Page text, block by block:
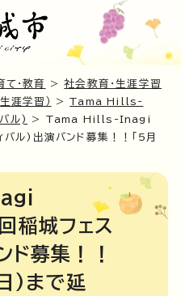
て・教育 >社会教育・生涯学習
涯学習） >Tama Hills-
ル)
> Tama Hills-Inagi
ル)出演バンド募集！！「5月
城フェス
ド募集！！
)まで延